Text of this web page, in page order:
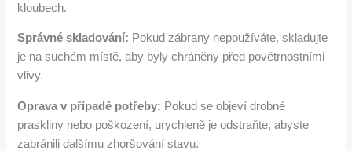
kloubech.
Správné skladování: Pokud zábrany nepoužíváte, skladujte
je na suchém místě, aby byly chráněny před povětrnostními
vlivy.
Oprava v případě potřeby: Pokud se objeví drobné
praskliny nebo poškození, urychleně je odstraňte, abyste
zabránili dalšímu zhoršování stavu.